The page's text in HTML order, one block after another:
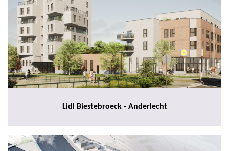
Lidl Biestebroeck - Anderlecht